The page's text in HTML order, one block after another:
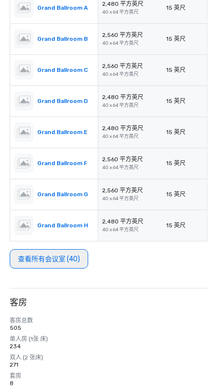
Grand Ballroom A
2,480 平方英尺
40 x 64 平方英尺
15 英尺
Grand Ballroom B
2,560 平方英尺
40 x 64 平方英尺
15 英尺
Grand Ballroom C
2,560 平方英尺
40 x 64 平方英尺
15 英尺
Grand Ballroom D
2,480 平方英尺
40 x 64 平方英尺
15 英尺
Grand Ballroom E
2,480 平方英尺
40 x 64 平方英尺
15 英尺
Grand Ballroom F
2,560 平方英尺
40 x 64 平方英尺
15 英尺
Grand Ballroom G
2,560 平方英尺
40 x 64 平方英尺
15 英尺
Grand Ballroom H
2,480 平方英尺
40 x 64 平方英尺
15 英尺
查看所有会议室 (40)
客房
客房总数
505
单人房 (1张 床)
234
双人 (2 张床)
271
套房
8